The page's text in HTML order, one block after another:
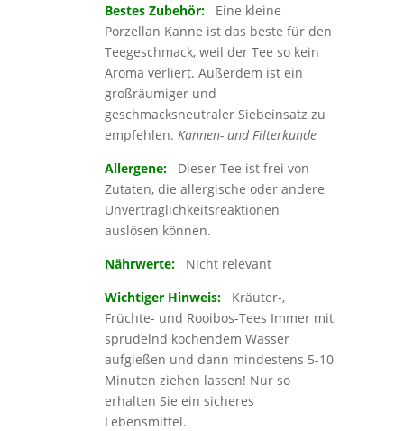
Bestes Zubehör:Eine kleine
Porzellan Kanne ist das beste für den
Teegeschmack, weil der Tee so kein
Aroma verliert. Außerdem ist ein
großräumiger und
geschmacksneutraler Siebeinsatz zu
empfehlen. Kannen- und Filterkunde
Allergene:
Dieser Tee ist frei von
Zutaten, die allergische oder andere
Unverträglichkeitsreaktionen
auslösen können.
Nährwerte: Nicht relevant
Wichtiger Hinweis:
Kräuter-,
Früchte- und Rooibos-Tees Immer mit
sprudelnd kochendem Wasser
aufgießen und dann mindestens 5-10
Minuten ziehen lassen! Nur so
erhalten Sie ein sicheres
Lebensmittel.